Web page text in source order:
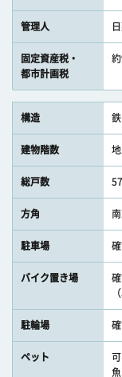
管理人
固定資産税・
都市計画税
構造
建物階数
総戸数
方角
駐車場
バイク置き場
駐輪場
ペット